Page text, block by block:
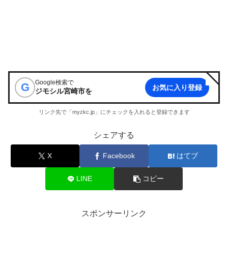
G Google検索で
ジモシル宮崎市を お気に入り登録
リンク先で「myzkc.jp」にチェックを入れると登録できます
シェアする
X Facebook はてブ
LINE コピー
スポンサーリンク